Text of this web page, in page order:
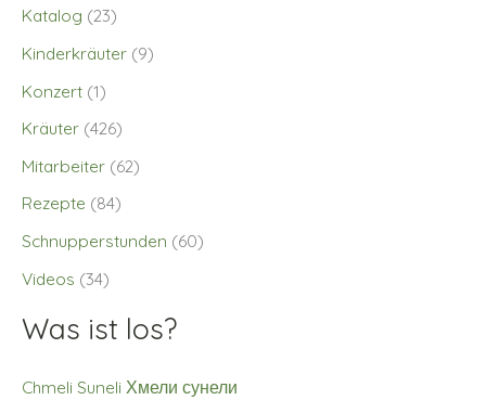
Katalog (23)
Kinderkräuter (9)
Konzert (1)
Kräuter (426)
Mitarbeiter (62)
Rezepte (84)
Schnupperstunden (60)
Videos (34)
Was ist los?
Chmeli Suneli Хмели сунели